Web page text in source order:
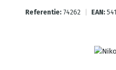
Referentie: 74262 EAN: